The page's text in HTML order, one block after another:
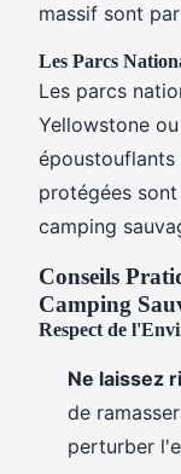
massif sont
Les Parcs
Les parcs
Yellowstone
époustouflants
protégées
camping
Conseils
Camping
Respect de
Ne laissez
de
perturber